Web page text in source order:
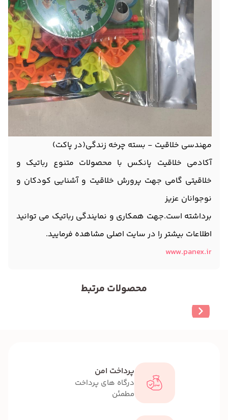
مهندسی خلاقیت - بسته چرخه زندگی(در پاکت)
آکادمی خلاقیت پانکس با محصولات متنوع رباتیک و
خلاقیتی گامی جهت پرورش خلاقیت و آشنایی کودکان و
نوجوانان عزیز
برداشته است.جهت همکاری و نمایندگی رباتیک می توانید
اطلاعات بیشتر را در سایت اصلی مشاهده فرمایید.
www.panex.ir
محصولات مرتبط
پرداخت امن
درگاه های پرداخت
مطمئن